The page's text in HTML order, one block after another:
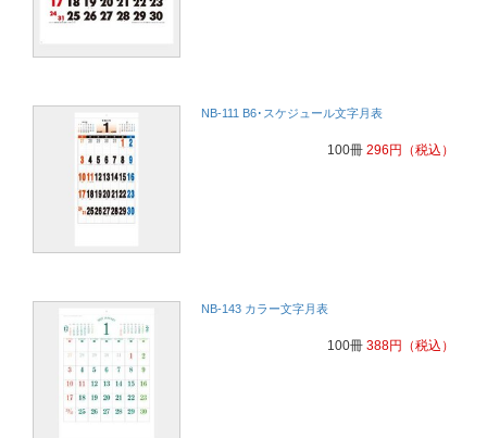
NB-111 B6･スケジュール文字月表
100冊 296 円 （税込）
NB-143 カラー文字月表
100冊 388円 （税込）